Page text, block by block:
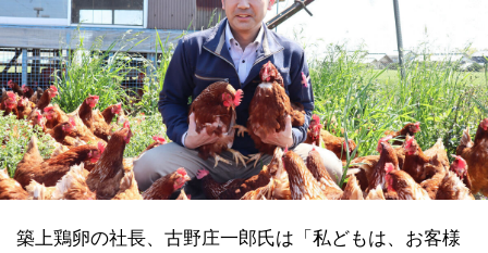
築上鶏卵の社長、古野庄一郎氏は「私どもは、お客様